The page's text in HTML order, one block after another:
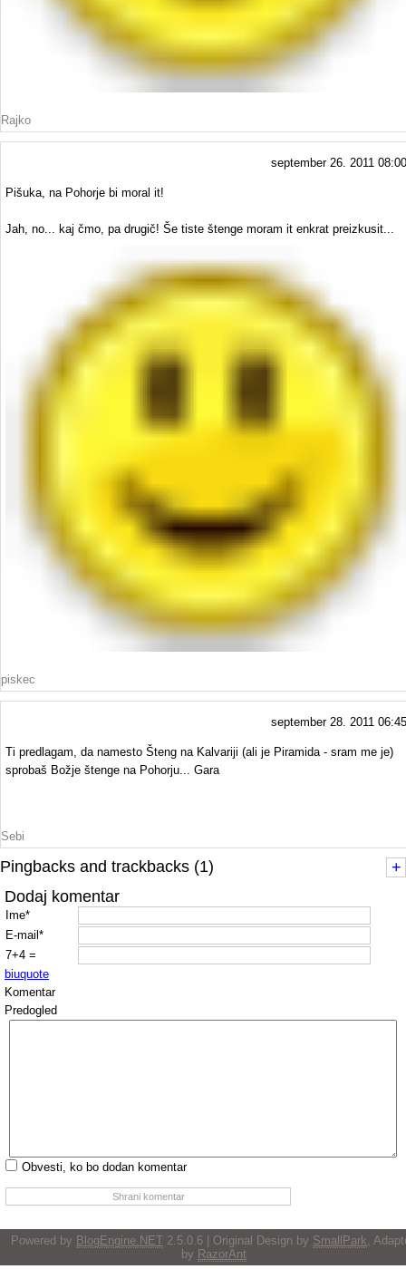
Rajko
september 26. 2011 08:00
Pišuka, na Pohorje bi moral it!
Jah, no... kaj čmo, pa drugič! Še tiste štenge moram it enkrat preizkusit...
piskec
september 28. 2011 06:45
Ti predlagam, da namesto Šteng na Kalvariji (ali je Piramida - sram me je)
sprobaš Božje štenge na Pohorju... Gara
Sebi
Pingbacks and trackbacks (1)
+
Dodaj komentar
Ime*
E-mail*
7+4 =
biuquote
Komentar
Predogled
Obvesti, ko bo dodan komentar
Powered by BlogEngine.NET 2.5.0.6 | Original Design by SmallPark ,
by RazorAnt